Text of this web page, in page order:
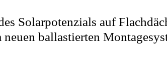
Solarpotenzials auf
neuen ballastierten